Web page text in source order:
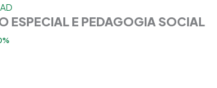
ESPECIAL E PEDAGOGIA SOCIAL